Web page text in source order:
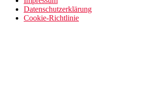
Datenschutzerklärung
Cookie-Richtlinie